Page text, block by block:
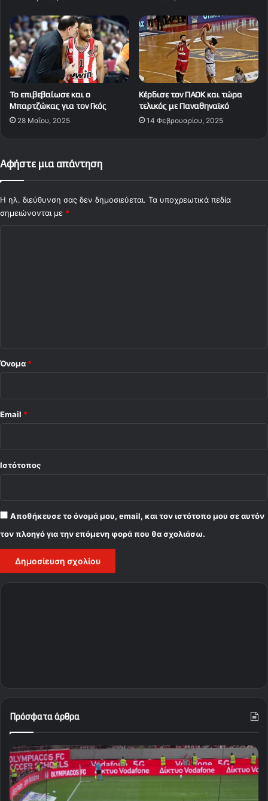
Το επιβεβαίωσε και ο
Μπαρτζώκας για τον Γκός
28 Μαΐου, 2025
Κέρδισε τον ΠΑΟΚ και τώρα
τελικός με Παναθηναϊκό
14 Φεβρουαρίου, 2025
Αφήστε μια απάντηση
Η ηλ. διεύθυνση σας δεν δημοσιεύεται. Τα υποχρεωτικά πεδία
σημειώνονται με *
Όνομα *
Email *
Ιστότοπος
Αποθήκευσε το όνομά μου, email, και τον ιστότοπο μου σε αυτόν
τον πλοηγό για την επόμενη φορά που θα σχολιάσω.
Πρόσφατα άρθρα